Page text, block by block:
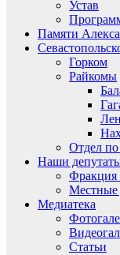
Устав
Памяти
Горком
Райкомы
Отдел
Наши
Фракция
Местные
Медиатека
Статьи